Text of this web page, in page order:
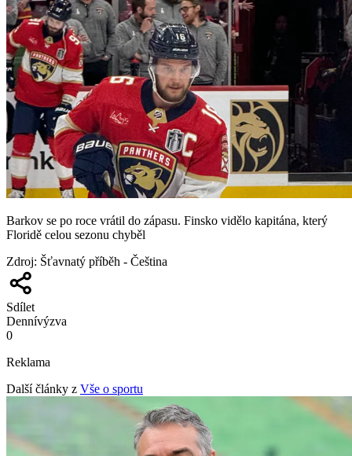
Barkov se po roce vrátil do zápasu. Finsko vidělo kapitána, který
Floridě celou sezonu chyběl
Zdroj: Šťavnatý příběh - Čeština
Sdílet
Dennívýzva
0
Reklama
Další články z Vše o sportu